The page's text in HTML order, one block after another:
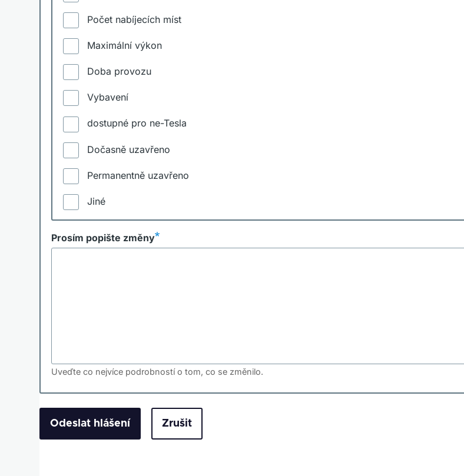
Počet nabíjecích míst
Maximální výkon
Doba provozu
Vybavení
dostupné pro ne-Tesla
Dočasně uzavřeno
Permanentně uzavřeno
Jiné
Prosím popište změny
Uveďte co nejvíce podrobností o tom, co se změnilo.
Zrušit